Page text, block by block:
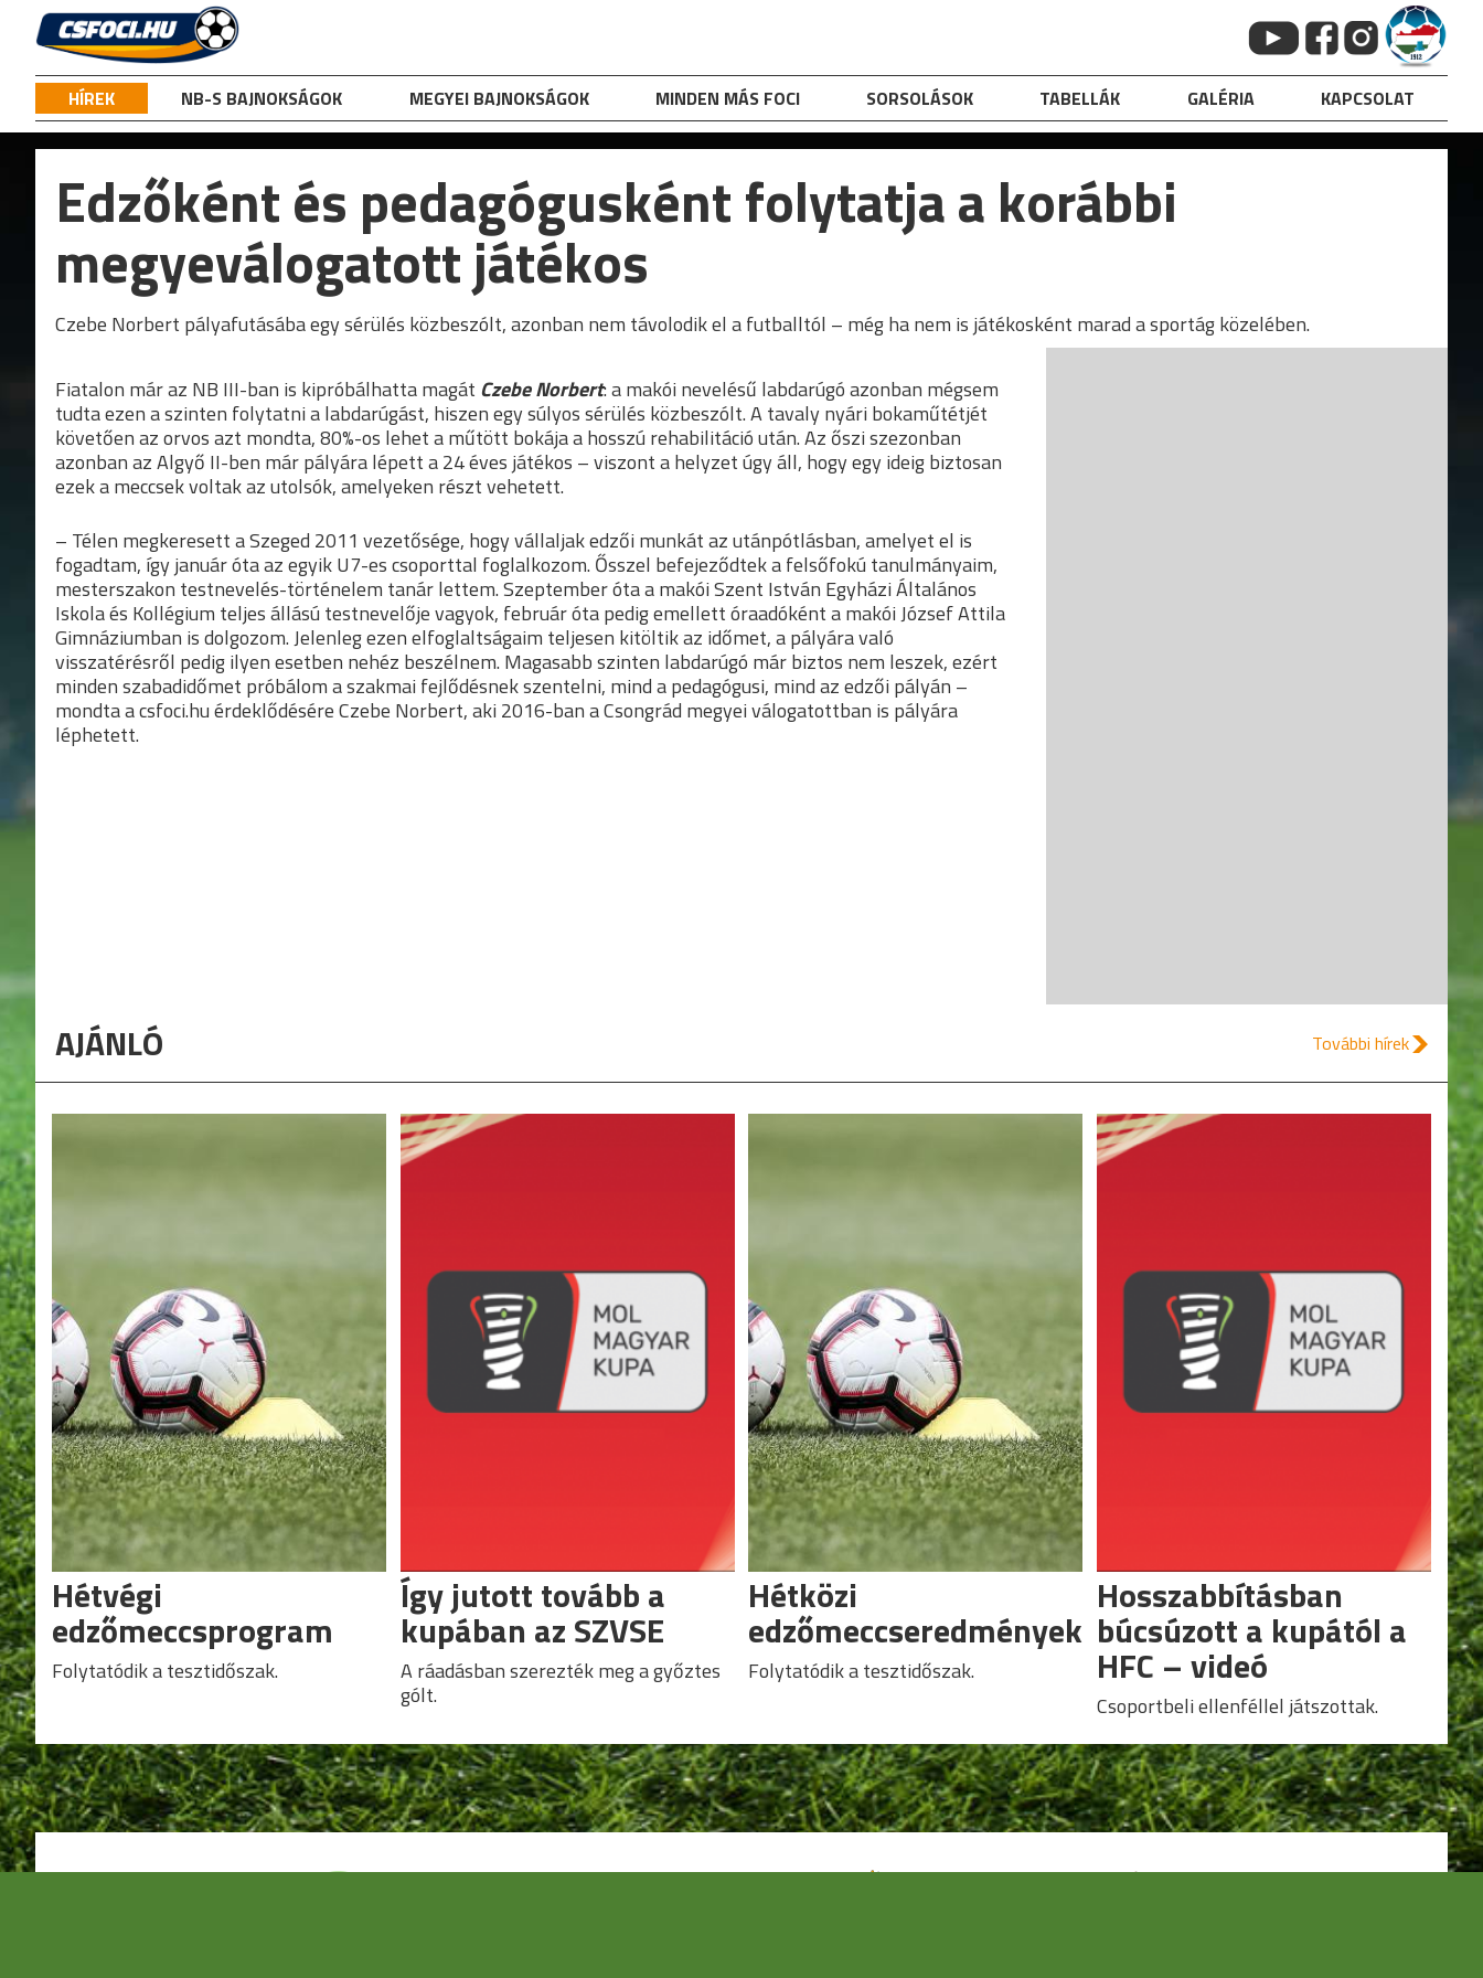
content
HÍREK NB-S BAJNOKSÁGOK MEGYEI BAJNOKSÁGOK MINDEN MÁS FOCI SORSOLÁSOK TABELLÁK GALÉRIA KAPCSOLAT
Edzőként és pedagógusként folytatja a korábbi
megyeválogatott játékos
Czebe Norbert pályafutásába egy sérülés közbeszólt, azonban nem távolodik el a futballtól – még ha nem is játékosként marad a sportág közelében.
Fiatalon már az NB III-ban is kipróbálhatta magát Czebe Norbert: a makói nevelésű labdarúgó azonban mégsem
tudta ezen a szinten folytatni a labdarúgást, hiszen egy súlyos sérülés közbeszólt. A tavaly nyári bokaműtétjét
követően az orvos azt mondta, 80%-os lehet a műtött bokája a hosszú rehabilitáció után. Az őszi szezonban
azonban az Algyő II-ben már pályára lépett a 24 éves játékos – viszont a helyzet úgy áll, hogy egy ideig biztosan
ezek a meccsek voltak az utolsók, amelyeken részt vehetett.
– Télen megkeresett a Szeged 2011 vezetősége, hogy vállaljak edzői munkát az utánpótlásban, amelyet el is
fogadtam, így január óta az egyik U7-es csoporttal foglalkozom. Ősszel befejeződtek a felsőfokú tanulmányaim,
mesterszakon testnevelés-történelem tanár lettem. Szeptember óta a makói Szent István Egyházi Általános
Iskola és Kollégium teljes állású testnevelője vagyok, február óta pedig emellett óraadóként a makói József Attila
Gimnáziumban is dolgozom. Jelenleg ezen elfoglaltságaim teljesen kitöltik az időmet, a pályára való
visszatérésről pedig ilyen esetben nehéz beszélnem. Magasabb szinten labdarúgó már biztos nem leszek, ezért
minden szabadidőmet próbálom a szakmai fejlődésnek szentelni, mind a pedagógusi, mind az edzői pályán –
mondta a csfoci.hu érdeklődésére Czebe Norbert, aki 2016-ban a Csongrád megyei válogatottban is pályára
léphetett.
AJÁNLÓ További hírek
Hétvégi
edzőmeccsprogram
Folytatódik a tesztidőszak.
Így jutott tovább a
kupában az SZVSE
A ráadásban szerezték meg a győztes
gólt.
Hétközi
edzőmeccseredmények
Folytatódik a tesztidőszak.
Hosszabbításban
búcsúzott a kupától a
HFC – videó
Csoportbeli ellenféllel játszottak.